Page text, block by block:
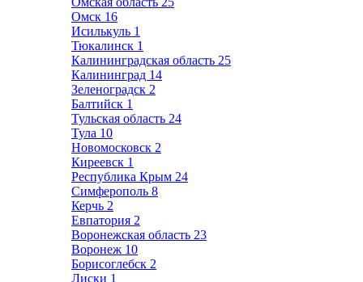
Омск 16
Исилькуль 1
Тюкалинск 1
Калининградская область 25
Калининград 14
Зеленоградск 2
Балтийск 1
Тульская область 24
Тула 10
Новомосковск 2
Киреевск 1
Республика Крым 24
Симферополь 8
Керчь 2
Евпатория 2
Воронежская область 23
Воронеж 10
Борисоглебск 2
Лиски 1